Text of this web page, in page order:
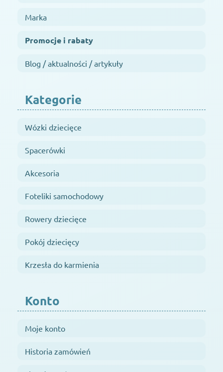
Marka
Promocje i rabaty
Blog / aktualności / artykuły
Kategorie
Wózki dziecięce
Spacerówki
Akcesoria
Foteliki samochodowy
Rowery dziecięce
Pokój dziecięcy
Krzesła do karmienia
Konto
Moje konto
Historia zamówień